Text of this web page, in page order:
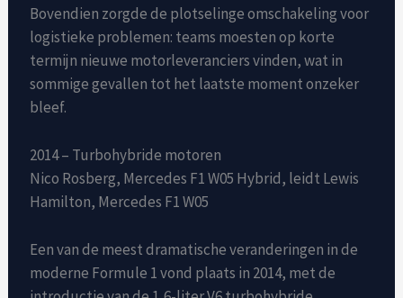
Bovendien zorgde de plotselinge omschakeling voor
logistieke problemen: teams moesten op korte
termijn nieuwe motorleveranciers vinden, wat in
sommige gevallen tot het laatste moment onzeker
bleef.
2014 – Turbohybride motoren
Nico Rosberg, Mercedes F1 W05 Hybrid, leidt Lewis
Hamilton, Mercedes F1 W05
Een van de meest dramatische veranderingen in de
moderne Formule 1 vond plaats in 2014, met de